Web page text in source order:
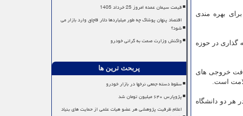
بهره مندی
گذاری در حوزه
خروجی های
است.
هر دو دانشگاه
قیمت سیمان عمده امروز 25 خرداد 1405
اقتصاد پنهان پوشاک چه طور میلیاردها دلار قاچاق وارد بازار می
شود؟
واکنش وزارت صمت به گرانی خودرو
پربحث ترین ها
سقوط دسته جمعی نرخها در بازار خودرو
پژوپارس ۶۴۰ میلیون تومان شد
اعلام ظرفیت پژوهشی هر عضو هیات علمی از حمایت های بنیاد